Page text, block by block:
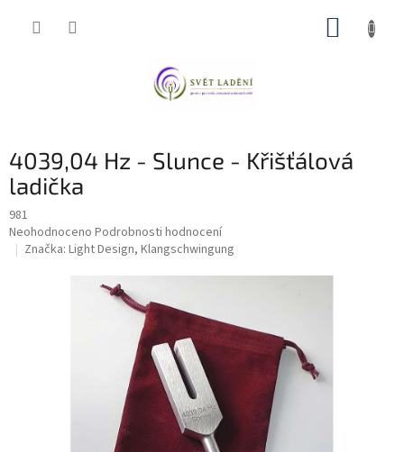
4039,04 Hz - Slunce - Křišťálová
ladička
981
Průměrné
hodnocení
Neohodnoceno Podrobnosti hodnocení
Značka: Light Design, Klangschwingung